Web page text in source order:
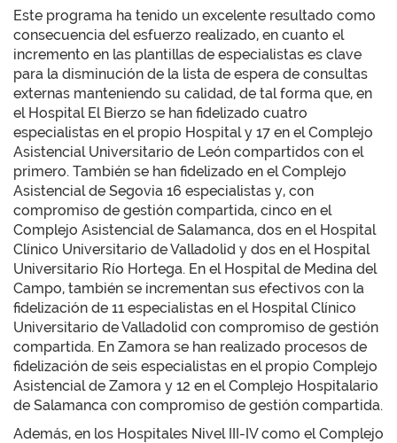
Este programa ha tenido un excelente resultado como
consecuencia del esfuerzo realizado, en cuanto el
incremento en las plantillas de especialistas es clave
para la disminución de la lista de espera de consultas
externas manteniendo su calidad, de tal forma que, en
el Hospital El Bierzo se han fidelizado cuatro
especialistas en el propio Hospital y 17 en el Complejo
Asistencial Universitario de León compartidos con el
primero. También se han fidelizado en el Complejo
Asistencial de Segovia 16 especialistas y, con
compromiso de gestión compartida, cinco en el
Complejo Asistencial de Salamanca, dos en el Hospital
Clínico Universitario de Valladolid y dos en el Hospital
Universitario Río Hortega. En el Hospital de Medina del
Campo, también se incrementan sus efectivos con la
fidelización de 11 especialistas en el Hospital Clínico
Universitario de Valladolid con compromiso de gestión
compartida. En Zamora se han realizado procesos de
fidelización de seis especialistas en el propio Complejo
Asistencial de Zamora y 12 en el Complejo Hospitalario
de Salamanca con compromiso de gestión compartida.
Además, en los Hospitales Nivel III-IV como el Complejo